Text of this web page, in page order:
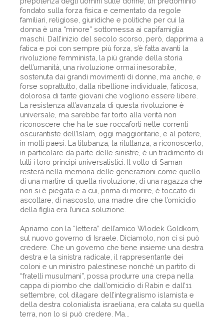
fondato sulla forza fisica e cementato da regole
familiari, religiose, giuridiche e politiche per cui la
donna è una “minore” sottomessa ai capifamiglia
maschi. Dall’inizio del secolo scorso, però, dapprima a
fatica e poi con sempre più forza, s’è fatta avanti la
rivoluzione femminista, la più grande della storia
dell’umanità, una rivoluzione ormai inesorabile,
sostenuta dai grandi movimenti di donne, ma anche, e
forse soprattutto, dalla ribellione individuale, faticosa,
dolorosa di tante giovani che vogliono essere libere.
La resistenza all’avanzata di questa rivoluzione è
universale, ma sarebbe far torto alla verità non
riconoscere che ha le sue roccaforti nelle correnti
oscurantiste dell’Islam, oggi maggioritarie, e al potere,
in molti paesi. La titubanza, la riluttanza, a riconoscerlo,
in particolare da parte delle sinistre, è un tradimento di
tutti i loro principi universalistici. Il volto di Saman
resterà nella memoria delle generazioni come quello
di una martire di quella rivoluzione, di una ragazza che
non si è piegata e a cui, prima di morire, è toccato di
ascoltare, di nascosto, una madre dire che l’omicidio
della figlia era l’unica soluzione.
Apriamo con la “lettera” dell’amico Wlodek Goldkorn,
sul nuovo governo di Israele. Diciamolo, non ci si può
credere. Che un governo che tiene insieme una destra
destra e la sinistra radicale, il rappresentante dei
coloni e un ministro palestinese nonché un partito di
“fratelli musulmani”, possa produrre una crepa nella
cappa di piombo che dall’omicidio di Rabin e dall’11
settembre, col dilagare dell’integralismo islamista e
della destra colonialista israeliana, era calata su quella
terra, non lo si può credere. Ma...